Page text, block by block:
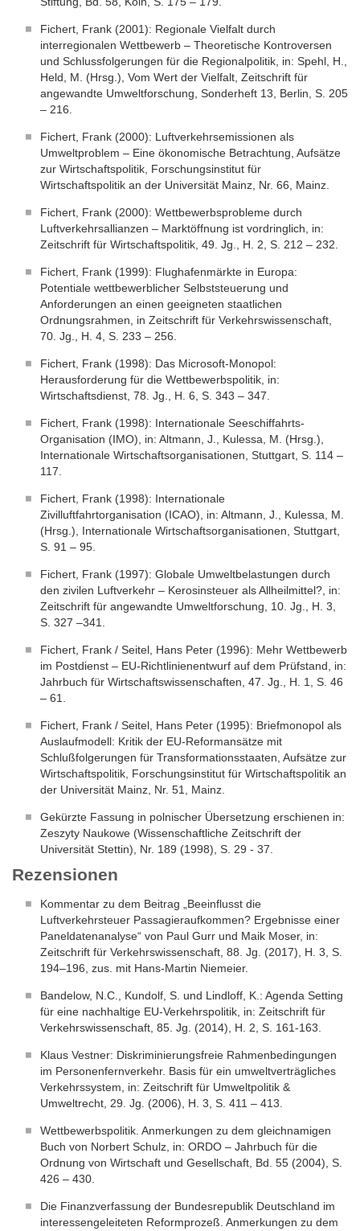
Fichert, Frank (2001): Regionale Vielfalt durch
interregionalen Wettbewerb – Theoretische Kontroversen
und Schlussfolgerungen für die Regionalpolitik, in: Spehl, H.,
Held, M. (Hrsg.), Vom Wert der Vielfalt, Zeitschrift für
angewandte Umweltforschung, Sonderheft 13, Berlin, S. 205
– 216.
Fichert, Frank (2000): Luftverkehrsemissionen als
Umweltproblem – Eine ökonomische Betrachtung, Aufsätze
zur Wirtschaftspolitik, Forschungsinstitut für
Wirtschaftspolitik an der Universität Mainz, Nr. 66, Mainz.
Fichert, Frank (2000): Wettbewerbsprobleme durch
Luftverkehrsallianzen – Marktöffnung ist vordringlich, in:
Zeitschrift für Wirtschaftspolitik, 49. Jg., H. 2, S. 212 – 232.
Fichert, Frank (1999): Flughafenmärkte in Europa:
Potentiale wettbewerblicher Selbststeuerung und
Anforderungen an einen geeigneten staatlichen
Ordnungsrahmen, in Zeitschrift für Verkehrswissenschaft,
70. Jg., H. 4, S. 233 – 256.
Fichert, Frank (1998): Das Microsoft-Monopol:
Herausforderung für die Wettbewerbspolitik, in:
Wirtschaftsdienst, 78. Jg., H. 6, S. 343 – 347.
Fichert, Frank (1998): Internationale Seeschiffahrts-
Organisation (IMO), in: Altmann, J., Kulessa, M. (Hrsg.),
Internationale Wirtschaftsorganisationen, Stuttgart, S. 114 –
117.
Fichert, Frank (1998): Internationale
Zivilluftfahrtorganisation (ICAO), in: Altmann, J., Kulessa, M.
(Hrsg.), Internationale Wirtschaftsorganisationen, Stuttgart,
S. 91 – 95.
Fichert, Frank (1997): Globale Umweltbelastungen durch
den zivilen Luftverkehr – Kerosinsteuer als Allheilmittel?, in:
Zeitschrift für angewandte Umweltforschung, 10. Jg., H. 3,
S. 327 –341.
Fichert, Frank / Seitel, Hans Peter (1996): Mehr Wettbewerb
im Postdienst – EU-Richtlinienentwurf auf dem Prüfstand, in:
Jahrbuch für Wirtschaftswissenschaften, 47. Jg., H. 1, S. 46
– 61.
Fichert, Frank / Seitel, Hans Peter (1995): Briefmonopol als
Auslaufmodell: Kritik der EU-Reformansätze mit
Schlußfolgerungen für Transformationsstaaten, Aufsätze zur
Wirtschaftspolitik, Forschungsinstitut für Wirtschaftspolitik an
der Universität Mainz, Nr. 51, Mainz.
Gekürzte Fassung in polnischer Übersetzung erschienen in:
Zeszyty Naukowe (Wissenschaftliche Zeitschrift der
Universität Stettin), Nr. 189 (1998), S. 29 - 37.
Rezensionen
Kommentar zu dem Beitrag „Beeinflusst die
Luftverkehrsteuer Passagieraufkommen? Ergebnisse einer
Paneldatenanalyse“ von Paul Gurr und Maik Moser, in:
Zeitschrift für Verkehrswissenschaft, 88. Jg. (2017), H. 3, S.
194–196, zus. mit Hans-Martin Niemeier.
Bandelow, N.C., Kundolf, S. und Lindloff, K.: Agenda Setting
für eine nachhaltige EU-Verkehrspolitik, in: Zeitschrift für
Verkehrswissenschaft, 85. Jg. (2014), H. 2, S. 161-163.
Klaus Vestner: Diskriminierungsfreie Rahmenbedingungen
im Personenfernverkehr. Basis für ein umweltverträgliches
Verkehrssystem, in: Zeitschrift für Umweltpolitik &
Umweltrecht, 29. Jg. (2006), H. 3, S. 411 – 413.
Wettbewerbspolitik. Anmerkungen zu dem gleichnamigen
Buch von Norbert Schulz, in: ORDO – Jahrbuch für die
Ordnung von Wirtschaft und Gesellschaft, Bd. 55 (2004), S.
426 – 430.
Die Finanzverfassung der Bundesrepublik Deutschland im
interessengeleiteten Reformprozeß. Anmerkungen zu dem